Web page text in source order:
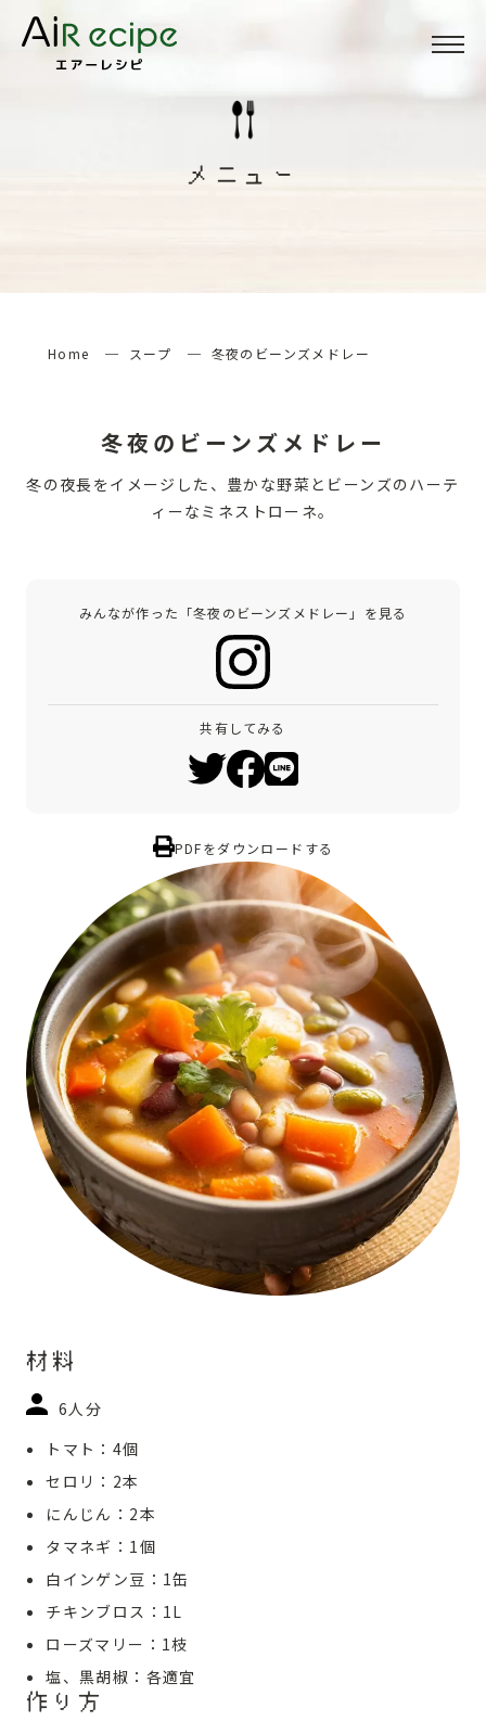
Menu
メニュー
Home スープ 冬夜のビーンズメドレー
冬夜のビーンズメドレー
冬の夜長をイメージした、豊かな野菜とビーンズのハーテ
ィーなミネストローネ。
みんなが作った「冬夜のビーンズメドレー」を見る
共有してみる
PDFをダウンロードする
材料
6人分
トマト：4個
セロリ：2本
にんじん：2本
タマネギ：1個
白インゲン豆：1缶
チキンブロス：1L
ローズマリー：1枝
塩、黒胡椒：各適宜
作り方